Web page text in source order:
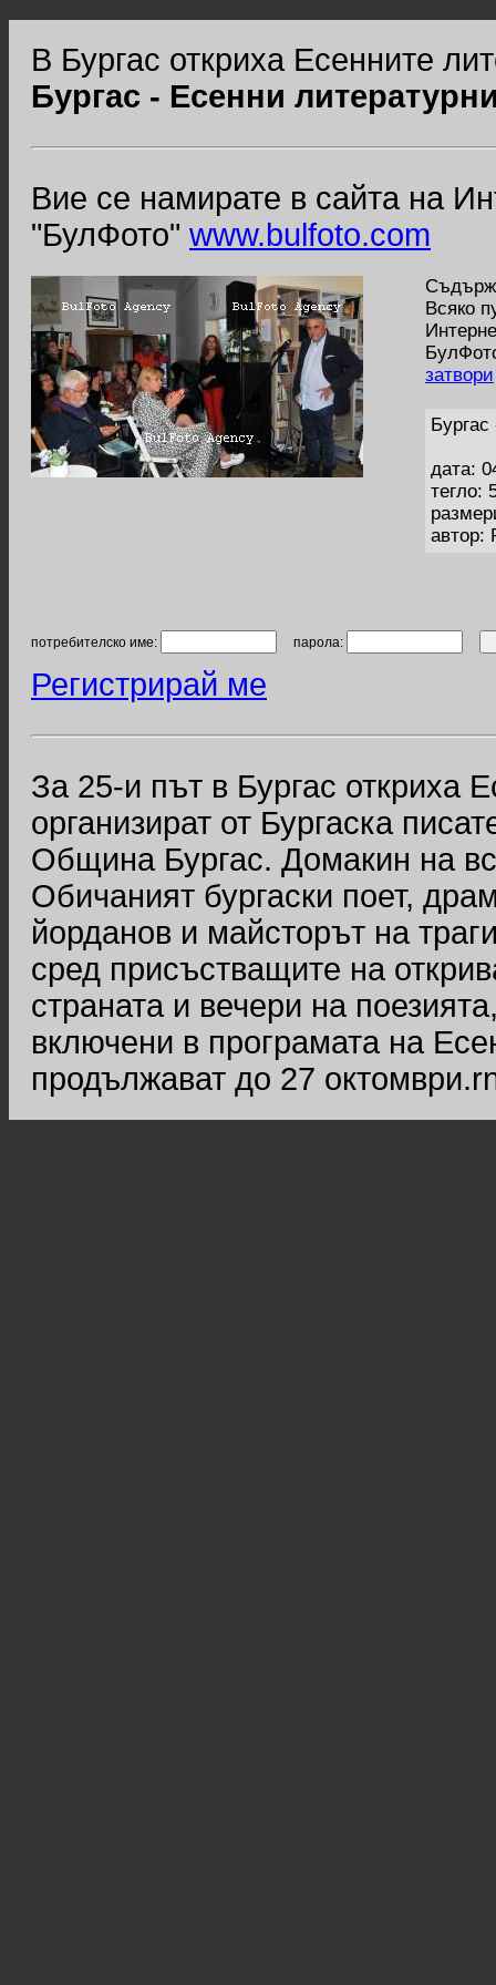
В Бургас откриха Есенните
Бургас - Есенни
Вие се намирате в сайта на
"БулФото" www.bulfoto.com
Всяко
затвори
дата:
тегло:
автор:
потребителско име: парола:
Регистрирай ме
За 25-и път в Бургас откриха
организират от Бургаска
Община Бургас. Домакин на
Обичаният бургаски поет,
йорданов и майсторът на
сред присъстващите на
страната и вечери на
включени в програмата на
продължават до 27